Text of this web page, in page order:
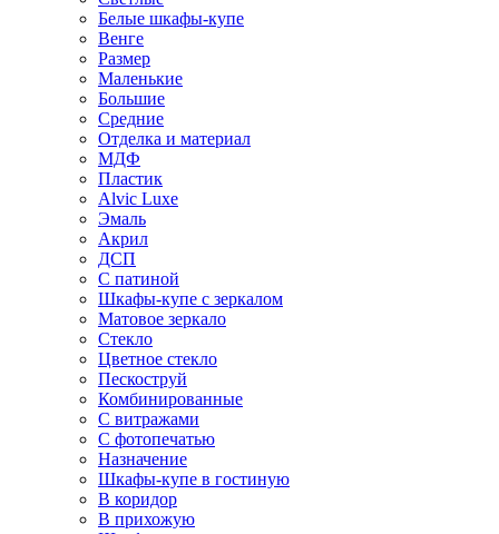
Белые шкафы-купе
Венге
Размер
Маленькие
Большие
Средние
Отделка и материал
МДФ
Пластик
Alvic Luxe
Эмаль
Акрил
ДСП
С патиной
Шкафы-купе с зеркалом
Матовое зеркало
Стекло
Цветное стекло
Пескоструй
Комбинированные
С витражами
С фотопечатью
Назначение
Шкафы-купе в гостиную
В коридор
В прихожую